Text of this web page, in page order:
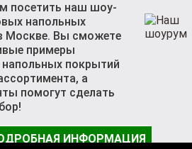
посетить наш шоу-
напольных
Москве. Вы сможете
примеры
покрытий
а
помогут сделать
ИНФОРМАЦИЯ